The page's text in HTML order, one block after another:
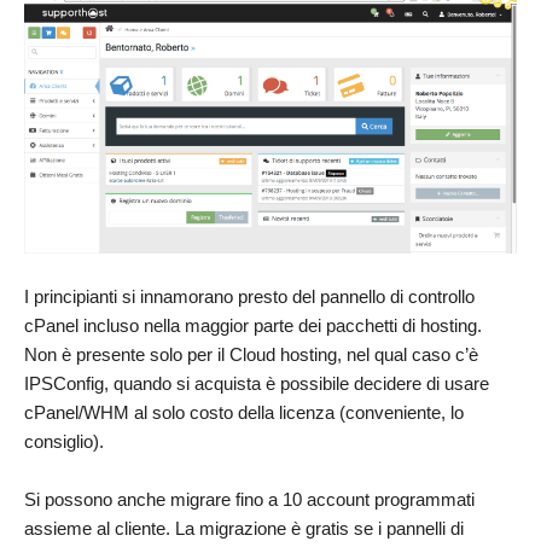
I principianti si innamorano presto del pannello di controllo
cPanel incluso nella maggior parte dei pacchetti di hosting.
Non è presente solo per il Cloud hosting, nel qual caso c’è
IPSConfig, quando si acquista è possibile decidere di usare
cPanel/WHM al solo costo della licenza (conveniente, lo
consiglio).
Si possono anche migrare fino a 10 account programmati
assieme al cliente. La migrazione è gratis se i pannelli di